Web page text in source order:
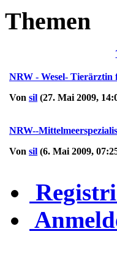
Themen
NRW - Wesel-
Von sil (27. Mai 2009,
NRW--
Von sil (6. Mai 2009,